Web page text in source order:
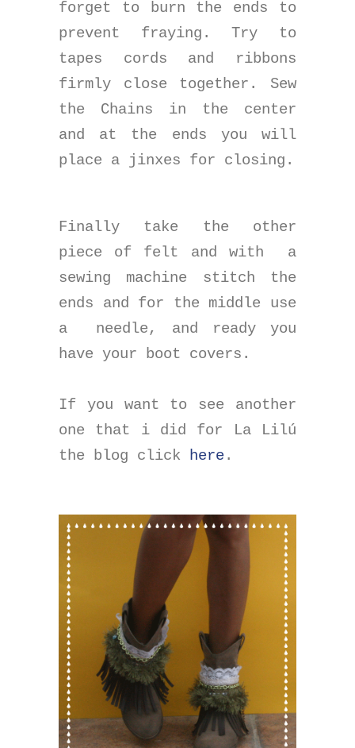
forget to burn the ends to
prevent fraying. Try to
tapes cords and ribbons
firmly close together. Sew
the Chains in the center
and at the ends you will
place a jinxes for closing.
Finally take the other
piece of felt and with
a
sewing machine stitch the
ends and for the middle use
a
needle, and ready you
have your boot covers.
If you want to see another
one that i did for La Lilú
the blog click here.